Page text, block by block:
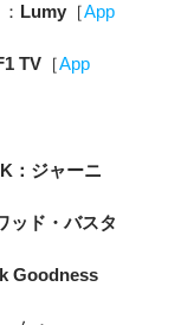
Lumy ［App
TV ［App
：ジャーニ
ッド・バスタ
Goodness